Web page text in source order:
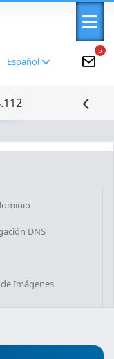
5
Español
DNS
Imágenes